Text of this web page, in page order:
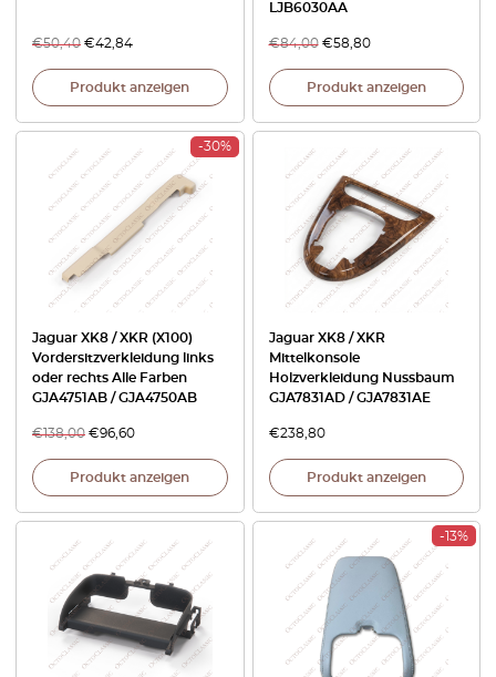
€50,40 €42,84
Produkt anzeigen
LJB6030AA
€84,00 €58,80
Produkt anzeigen
-30%
Jaguar XK8 / XKR (X100)
Vordersitzverkleidung links
oder rechts Alle Farben
GJA4751AB / GJA4750AB
€138,00 €96,60
Produkt anzeigen
Jaguar XK8 / XKR
Mittelkonsole
Holzverkleidung Nussbaum
GJA7831AD / GJA7831AE
€238,80
Produkt anzeigen
-13%